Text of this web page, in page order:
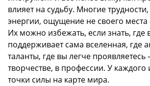
влияет на судьбу. Многие
энергии, ощущение не своего
Их можно избежать, если знать, где
поддерживает сама вселенная, где
таланты, где вы легче
творчестве, в профессии. У каждого
точки силы на карте мира.